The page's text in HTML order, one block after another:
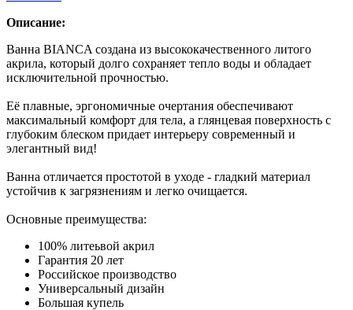
Описание:
Ванна BIANCA создана из высококачественного литого
акрила, который долго сохраняет тепло воды и обладает
исключительной прочностью.
Её плавные, эргономичные очертания обеспечивают
максимальный комфорт для тела, а глянцевая поверхность с
глубоким блеском придает интерьеру современный и
элегантный вид!
Ванна отличается простотой в уходе - гладкий материал
устойчив к загрязнениям и легко очищается.
Основные преимущества:
100% литеьвой акрил
Гарантия 20 лет
Российское производство
Универсальный дизайн
Большая купель